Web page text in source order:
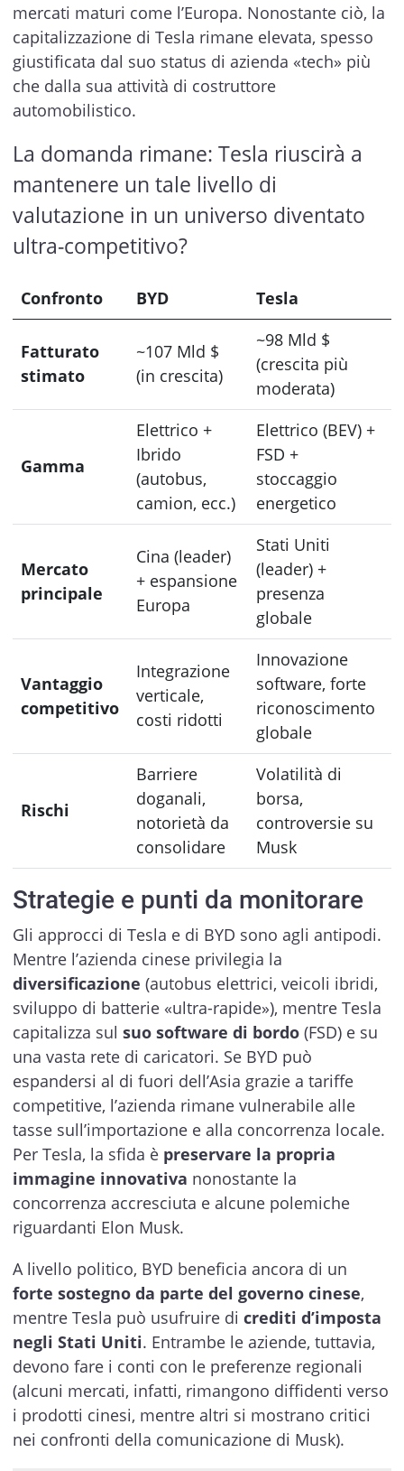
mercati maturi come l’Europa. Nonostante ciò, la
capitalizzazione di Tesla rimane elevata, spesso
giustificata dal suo status di azienda «tech» più
che dalla sua attività di costruttore
automobilistico.
La domanda rimane: Tesla riuscirà a
mantenere un tale livello di
valutazione in un universo diventato
ultra-competitivo?
Confronto BYD Tesla
Fatturato
stimato
~107 Mld $
(in crescita)
~98 Mld $
(crescita più
moderata)
Gamma
Elettrico +
Ibrido
(autobus,
camion, ecc.)
Elettrico (BEV) +
FSD +
stoccaggio
energetico
Mercato
principale
Cina (leader)
+ espansione
Europa
Stati Uniti
(leader) +
presenza
globale
Vantaggio
competitivo
Integrazione
verticale,
costi ridotti
Innovazione
software, forte
riconoscimento
globale
Rischi
Barriere
doganali,
notorietà da
consolidare
Volatilità di
borsa,
controversie su
Musk
Strategie e punti da monitorare
Gli approcci di Tesla e di BYD sono agli antipodi.
Mentre l’azienda cinese privilegia la
diversificazione (autobus elettrici, veicoli ibridi,
sviluppo di batterie «ultra-rapide»), mentre Tesla
capitalizza sul suo software di bordo(FSD) e su
una vasta rete di caricatori. Se BYD può
espandersi al di fuori dell’Asia grazie a tariffe
competitive, l’azienda rimane vulnerabile alle
tasse sull’importazione e alla concorrenza locale.
Per Tesla, la sfida è preservare la propria
immagine innovativa nonostante la
concorrenza accresciuta e alcune polemiche
riguardanti Elon Musk.
A livello politico, BYD beneficia ancora di un
forte sostegno da parte del governo cinese,
mentre Tesla può usufruire di crediti d’imposta
negli Stati Uniti. Entrambe le aziende, tuttavia,
devono fare i conti con le preferenze regionali
(alcuni mercati, infatti, rimangono diffidenti verso
i prodotti cinesi, mentre altri si mostrano critici
nei confronti della comunicazione di Musk).